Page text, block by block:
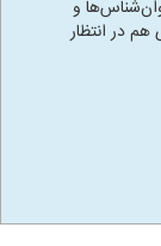
و
در انتظار